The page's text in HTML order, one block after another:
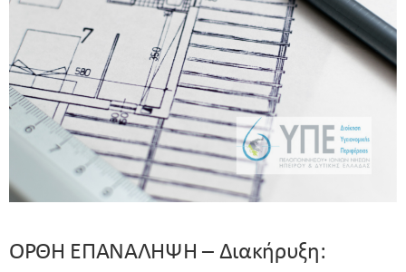
ΟΡΘΗ ΕΠΑΝΑΛΗΨΗ – Διακήρυξη: